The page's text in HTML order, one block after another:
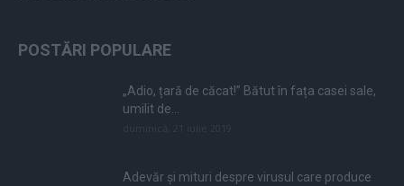
POSTĂRI POPULARE
„Adio, țară de căcat!” Bătut în fața casei sale,
umilit de...
Adevăr și mituri despre virusul care produce